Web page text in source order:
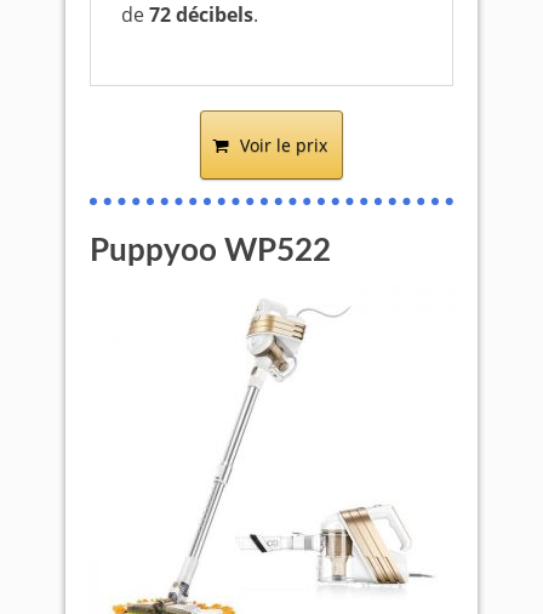
de72décibels.
Voir le prix
Puppyoo WP522